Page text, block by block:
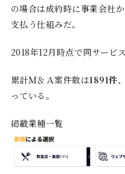
の場合は成約時に事業会社
支払う仕組みだ。
2018年12月時点で同サービ
累計Ｍ＆Ａ案件数は1891件
っている。
掲載業種一覧